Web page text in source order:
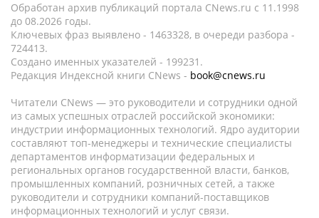
Обработан архив публикаций портала CNews.ru c 11.1998
до 08.2026 годы.
Ключевых фраз выявлено - 1463328, в очереди разбора -
724413.
Создано именных указателей - 199231.
Редакция Индексной книги CNews - book@cnews.ru
Читатели CNews — это руководители и сотрудники одной
из самых успешных отраслей российской экономики:
индустрии информационных технологий. Ядро аудитории
составляют топ-менеджеры и технические специалисты
департаментов информатизации федеральных и
региональных органов государственной власти, банков,
промышленных компаний, розничных сетей, а также
руководители и сотрудники компаний-поставщиков
информационных технологий и услуг связи.